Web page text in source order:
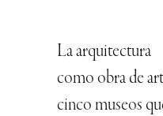
La arquitectura
como obra de
cinco museos